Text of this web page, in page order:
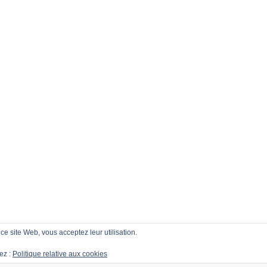
site Web, vous acceptez leur utilisation.
: Politique relative aux cookies